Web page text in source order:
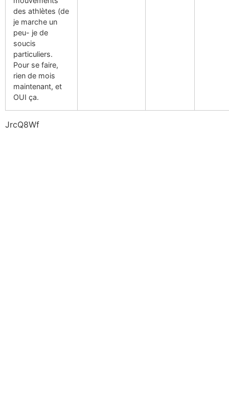
des athlètes (de
je marche un
peu- je de
soucis
particuliers.
Pour se faire,
rien de mois
maintenant, et
OUI ça.
JrcQ8Wf